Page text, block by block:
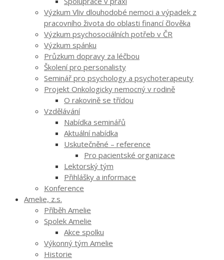
Výzkum Vliv dlouhodobé nemoci a výpadek z
pracovního života do oblasti financí člověka
Výzkum psychosociálních potřeb v ČR
Výzkum spánku
Průzkum dopravy za léčbou
Školení pro personalisty
Seminář pro psychology a psychoterapeuty
Projekt Onkologicky nemocný v rodině
O rakovině se třídou
Vzdělávání
Nabídka seminářů
Aktuální nabídka
Uskutečněné – reference
Pro pacientské organizace
Lektorský tým
Přihlášky a informace
Konference
Amelie, z.s.
Příběh Amelie
Spolek Amelie
Akce spolku
Výkonný tým Amelie
Historie